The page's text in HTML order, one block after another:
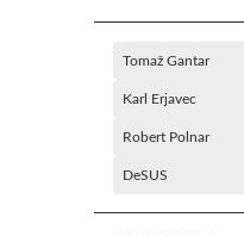
Tomaž Gantar
Karl Erjavec
Robert Polnar
DeSUS